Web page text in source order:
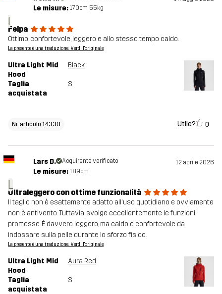
I
Le misure: 170cm, 55kg
Felpa
Ottimo, confortevole, leggero e allo stesso tempo caldo.
La presente è una traduzione. Verdi l'originale
Ultra Light Mid
Hood
Black
Taglia
acquistata
S
Nr articolo 14330 Utile? 0
L
Lars D. Acquirente verificato 12 aprile 2026
Le misure: 189cm
Ultraleggero con ottime funzionalità
Il taglio non è esattamente adatto all'uso quotidiano e ovviamente
non è antivento. Tuttavia, svolge eccellentemente le funzioni
promesse. È davvero leggero, ma caldo e confortevole da
indossare sulla pelle durante lo sforzo fisico.
La presente è una traduzione. Verdi l'originale
Ultra Light Mid
Hood
Aura Red
Taglia
acquistata
S